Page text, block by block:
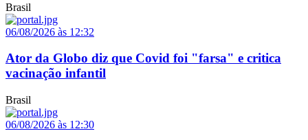
Brasil
06/08/2026 às 12:32
Ator da Globo diz que Covid foi "farsa" e critica
vacinação infantil
Brasil
06/08/2026 às 12:30